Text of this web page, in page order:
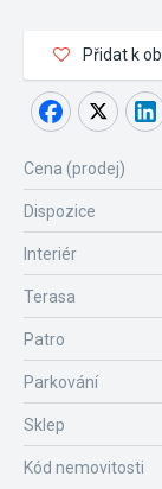
Přidat k
Cena (prodej)
Dispozice
Interiér
Terasa
Patro
Parkování
Sklep
Kód nemovitosti